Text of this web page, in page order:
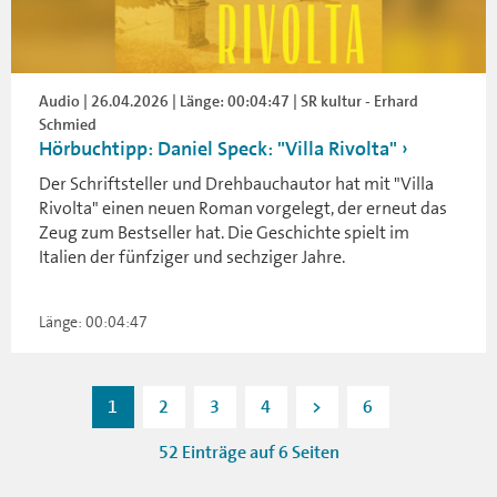
Audio | 26.04.2026 | Länge: 00:04:47 | SR kultur - Erhard
Schmied
Hörbuchtipp: Daniel Speck: "Villa Rivolta"
Der Schriftsteller und Drehbauchautor hat mit "Villa
Rivolta" einen neuen Roman vorgelegt, der erneut das
Zeug zum Bestseller hat. Die Geschichte spielt im
Italien der fünfziger und sechziger Jahre.
Länge: 00:04:47
1 2 3 4 > 6
52 Einträge auf 6 Seiten